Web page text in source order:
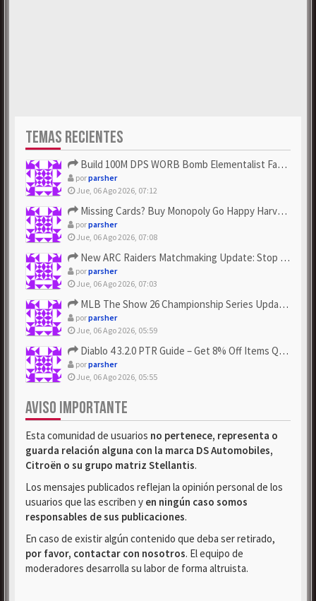
TEMAS RECIENTES
Build 100M DPS WORB Bomb Elementalist Fast - Grab POE Curren...
porparsher
Jue, 06 Ago 2026, 07:12
Missing Cards? Buy Monopoly Go Happy Harvest with Looney Tun...
porparsher
Jue, 06 Ago 2026, 07:08
New ARC Raiders Matchmaking Update: Stop Failed - Grab Bluep...
porparsher
Jue, 06 Ago 2026, 07:03
MLB The Show 26 Championship Series Update! Get Cheap & ...
porparsher
Jue, 06 Ago 2026, 05:59
Diablo 4 3.2.0 PTR Guide – Get 8% Off Items Quickly to Test ...
porparsher
Jue, 06 Ago 2026, 05:55
AVISO IMPORTANTE
Esta comunidad de usuarios no pertenece, representa o
guarda relación alguna con la marca DS Automobiles,
Citroën o su grupo matriz Stellantis.
Los mensajes publicados reflejan la opinión personal de los
usuarios que las escriben y en ningún caso somos
responsables de sus publicaciones.
En caso de existir algún contenido que deba ser retirado,
por favor, contactar con nosotros. El equipo de
moderadores desarrolla su labor de forma altruista.